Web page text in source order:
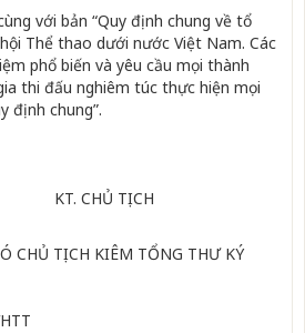
với bản “Quy định chung về tổ
Thể thao dư­ới n­ước Việt Nam. Các
phổ biến và yêu cầu mọi thành
thi đấu nghiêm túc thực hiện mọi
định chung”.
TỊCH
KIÊM TỔNG THƯ KÝ